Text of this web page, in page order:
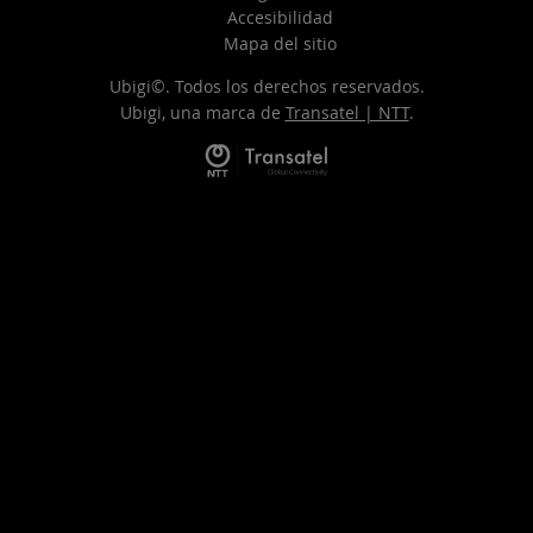
Accesibilidad
Mapa del sitio
Ubigi©. Todos los derechos reservados.
Ubigi, una marca de Transatel | NTT.